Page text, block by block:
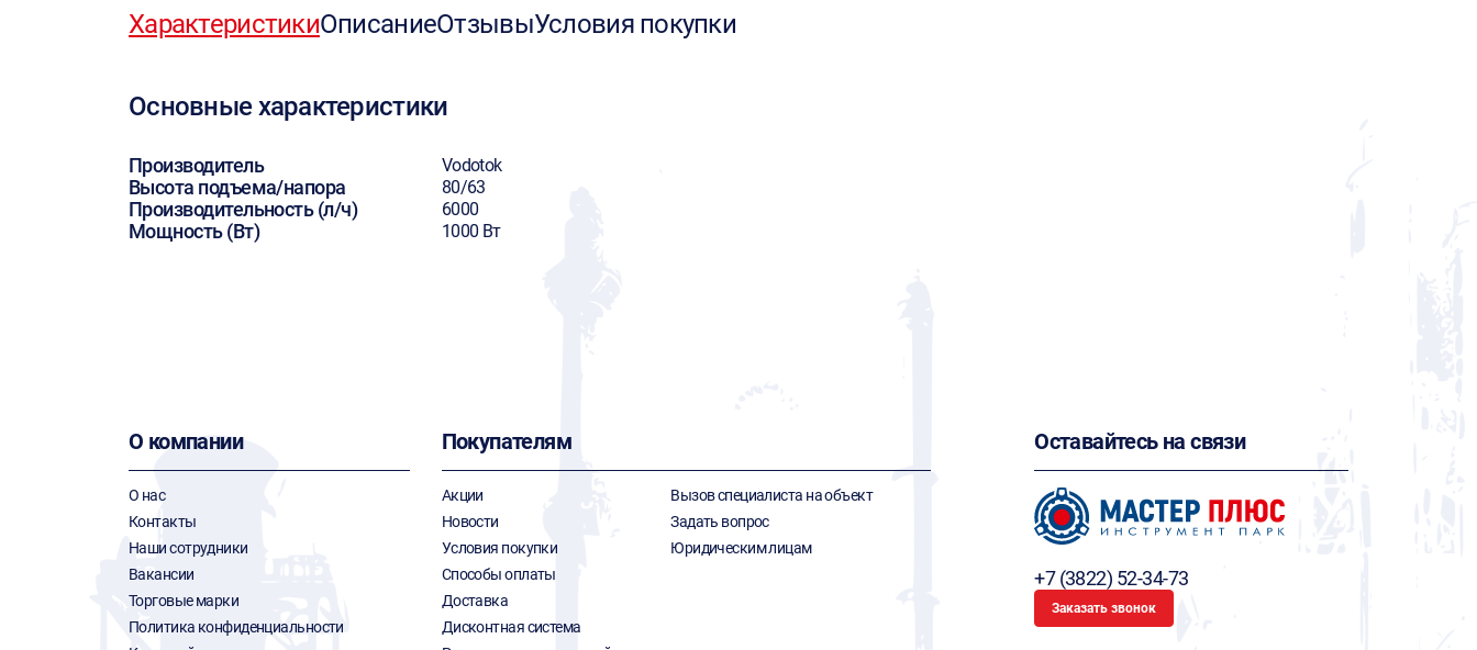
ХарактеристикиОписаниеОтзывыУсловия покупки
Основные характеристики
Производитель Vodotok
Высота подъема/напора 80/63
Производительность (л/ч) 6000
Мощность (Вт) 1000 Вт
О компании
О нас
Контакты
Наши сотрудники
Вакансии
Торговые марки
Политика конфиденциальности
Покупателям
Акции
Новости
Условия покупки
Способы оплаты
Доставка
Дисконтная система
Вызов специалиста на объект
Задать вопрос
Юридическим лицам
Оставайтесь на связи
+7 (3822) 52-34-73
Заказать звонок